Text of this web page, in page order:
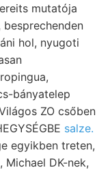
mutatója
hol, nyugoti
bányatelep
ZO csőben
salze.
egyikben treten,
DK-nek,